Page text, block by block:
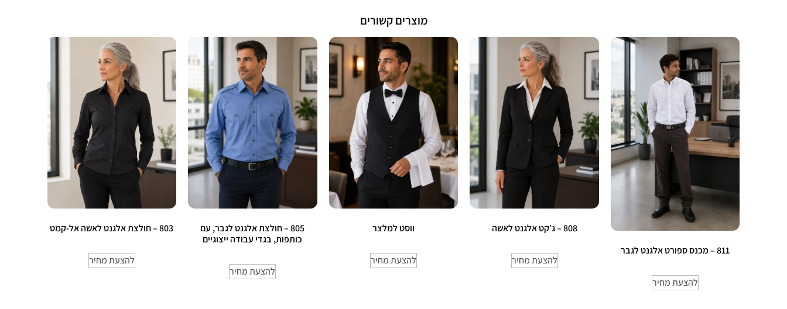
מוצרים קשורים
811 – מכנס ספורט אלגנט לגבר
להצעת מחיר
808 – ג’קט אלגנט לאשה
להצעת מחיר
ווסט למלצר
להצעת מחיר
805 – חולצת אלגנט לגבר, עם
כותפות, בגדי עבודה ייצוגיים
להצעת מחיר
803 – חולצת אלגנט לאשה אל-קמט
להצעת מחיר